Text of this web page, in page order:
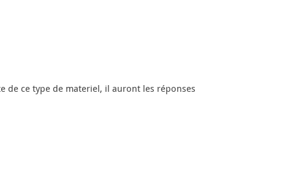
de ce type de materiel, il auront les réponses